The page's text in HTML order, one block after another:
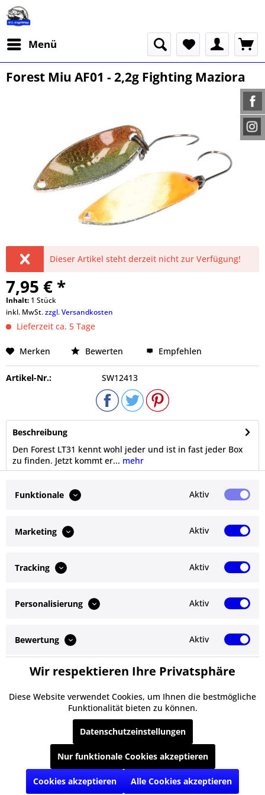
Menü
Forest Miu AF01 - 2,2g Fighting Maziora
Dieser Artikel steht derzeit nicht zur Verfügung!
7,95 € *
Inhalt: 1 Stück
inkl. MwSt.zzgl. Versandkosten
Lieferzeit ca. 5 Tage
Merken Bewerten Empfehlen
Artikel-Nr.: SW12413
Beschreibung
Den Forest LT31 kennt wohl jeder und ist in fast jeder Box
zu finden. Jetzt kommt er... mehr
Bewertungen
0
Ähnliche Artikel
Kunden kauften auch
Service Hotline
Shop Service
Informationen
* Alle Preise inkl. gesetzl. Mehrwertsteuer zzgl.Versandkosten
Nachnahmegebühren, wenn nicht anders beschrieben
§ Impressum Cookie-Einstellungen
Kontakt
Versand und Zahlungsbedingungen
§ Datenschutz
Realisiert mit Shopware
Funktionale Aktiv
Marketing Aktiv
Tracking Aktiv
Personalisierung Aktiv
Bewertung Aktiv
Service Aktiv
Wir respektieren Ihre Privatsphäre
Diese Website verwendet Cookies, um Ihnen die bestmögliche
Funktionalität bieten zu können.
Datenschutzeinstellungen
Nur funktionale Cookies akzeptieren
Cookies akzeptieren Alle Cookies akzeptieren